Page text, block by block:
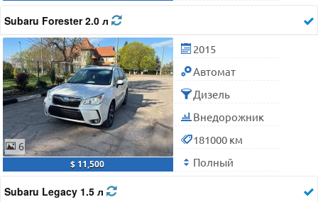
Subaru Forester 2.0 л
6
$ 11,500
2015
Автомат
Дизель
Внедорожник
181000 км
Полный
Subaru Legacy 1.5 л